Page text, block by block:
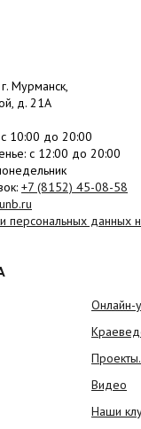
Мурманск,
д. 21А
с 10:00 до 20:00
: c 12:00 до 20:00
+7 (8152) 45-08-58
персональных данных
Онлайн-
Видео
Наши